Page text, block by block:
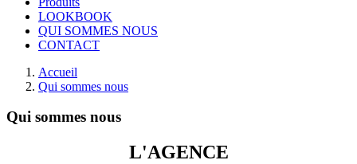
LOOKBOOK
QUI SOMMES NOUS
CONTACT
Main
wrapper
Accueil
Qui sommes nous
Qui sommes nous
L'AGENCE